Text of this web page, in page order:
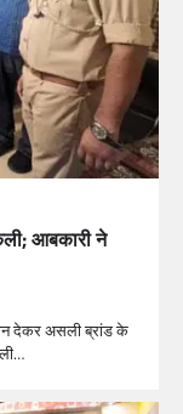
आबकारी ने
देकर असली ब्रांड के